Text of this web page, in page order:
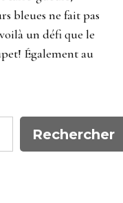
bleues ne fait pas
un défi que le
Également au
Rechercher